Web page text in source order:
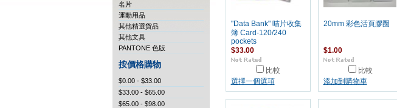
名片
運動用品
其他精選貨品
其他文具
PANTONE 色版
按價格購物
$0.00 - $33.00
$33.00 - $65.00
$65.00 - $98.00
"Data Bank" 咭片收集
簿 Card-120/240
pockets
$33.00
比較
選擇一個選項
20mm 彩色活頁膠圈
$1.00
比較
添加到購物車